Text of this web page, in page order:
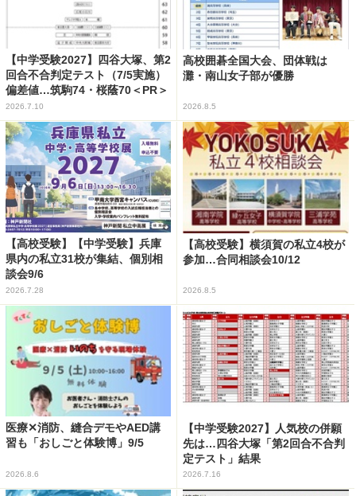
【中学受験2027】四谷大塚、第2
回合不合判定テスト（7/5実施）
偏差値…筑駒74・桜蔭70＜PR＞
2026.7.10
高校囲碁全国大会、団体戦は
灘・南山女子部が優勝
2026.8.5
【高校受験】【中学受験】兵庫
県内の私立31校が集結、個別相
談会9/6
2026.7.28
【高校受験】横須賀の私立4校が
参加…合同相談会10/12
2026.8.5
医療✕消防、縫合デモやAED講
習も「おしごと体験博」9/5
2026.8.6
【中学受験2027】人気校の併願
先は…四谷大塚「第2回合不合判
定テスト」結果
2026.7.16